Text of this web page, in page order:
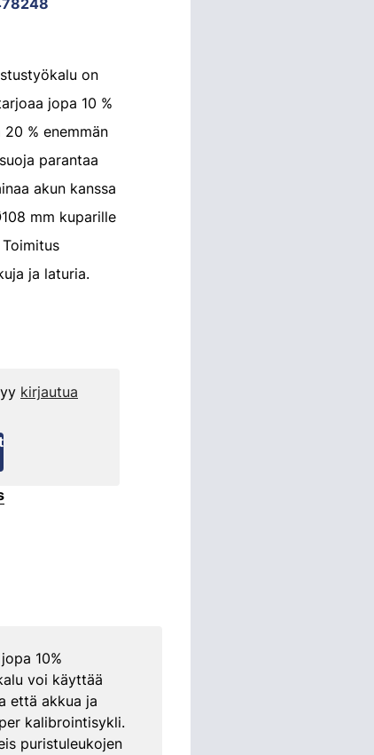
on
jopa 10 %
% enemmän
parantaa
akun kanssa
mm kuparille
ja laturia.
kirjautua
10%
voi käyttää
että akkua ja
kalibrointisykli.
puristuleukojen